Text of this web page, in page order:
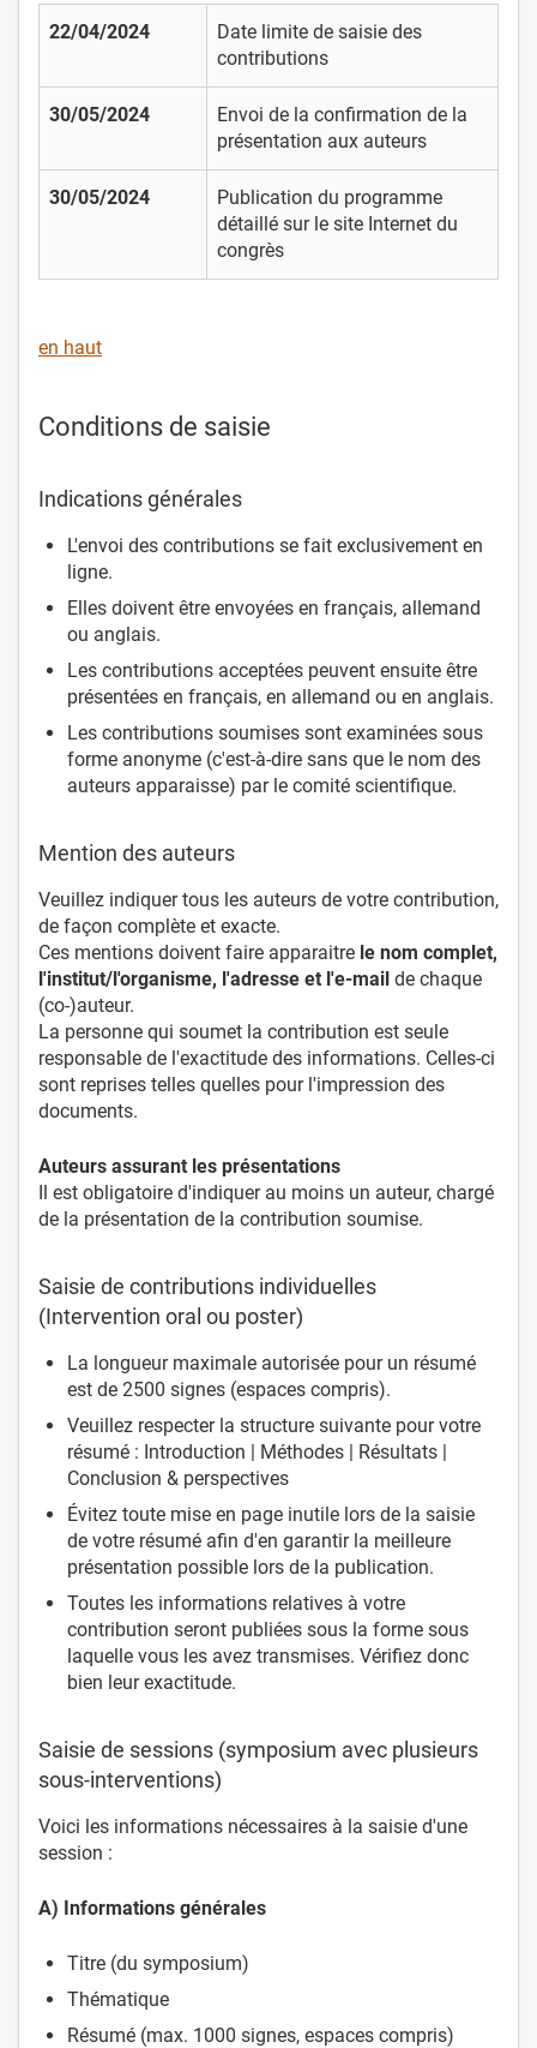
22/04/2024
Date limite de saisie des
contributions
30/05/2024
Envoi de la confirmation de la
présentation aux auteurs
30/05/2024
Publication du programme
détaillé sur le site Internet du
congrès
en haut
Conditions de saisie
Indications générales
L'envoi des contributions se fait exclusivement en
ligne.
Elles doivent être envoyées en français, allemand
ou anglais.
Les contributions acceptées peuvent ensuite être
présentées en français, en allemand ou en anglais.
Les contributions soumises sont examinées sous
forme anonyme (c'est-à-dire sans que le nom des
auteurs apparaisse) par le comité scientifique.
Mention des auteurs
Veuillez indiquer tous les auteurs de votre contribution,
de façon complète et exacte.
Ces mentions doivent faire apparaitre le nom complet,
l'institut/l'organisme, l'adresse et l'e-mail de chaque
(co-)auteur.
La personne qui soumet la contribution est seule
responsable de l'exactitude des informations. Celles-ci
sont reprises telles quelles pour l'impression des
documents.
Auteurs assurant les présentations
Il est obligatoire d'indiquer au moins un auteur, chargé
de la présentation de la contribution soumise.
Saisie de contributions individuelles
(Intervention oral ou poster)
La longueur maximale autorisée pour un résumé
est de 2500 signes (espaces compris).
Veuillez respecter la structure suivante pour votre
résumé : Introduction | Méthodes | Résultats |
Conclusion & perspectives
Évitez toute mise en page inutile lors de la saisie
de votre résumé afin d'en garantir la meilleure
présentation possible lors de la publication.
Toutes les informations relatives à votre
contribution seront publiées sous la forme sous
laquelle vous les avez transmises. Vérifiez donc
bien leur exactitude.
Saisie de sessions (symposium avec plusieurs
sous-interventions)
Voici les informations nécessaires à la saisie d'une
session :
A) Informations générales
Titre (du symposium)
Thématique
Résumé (max. 1000 signes, espaces compris)